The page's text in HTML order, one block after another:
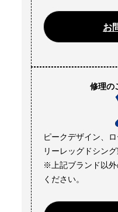
お
修理の
ピークデザイン、
リーレッグドシン
※上記ブランド以
ください。